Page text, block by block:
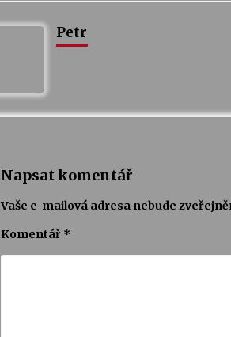
Petr
Napsat komentář
Vaše e-mailová adresa nebude
Komentář *